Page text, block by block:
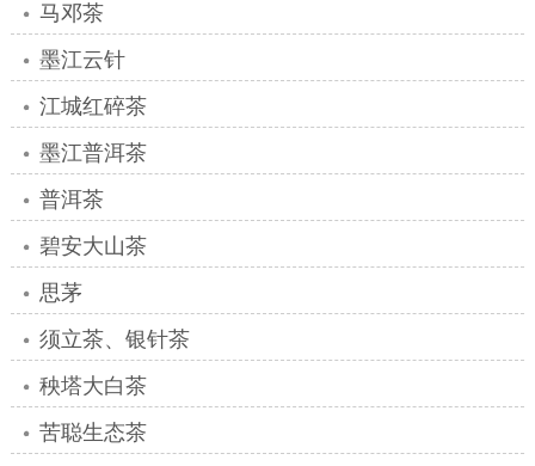
马邓茶
墨江云针
江城红碎茶
墨江普洱茶
普洱茶
碧安大山茶
思茅
须立茶、银针茶
秧塔大白茶
苦聪生态茶